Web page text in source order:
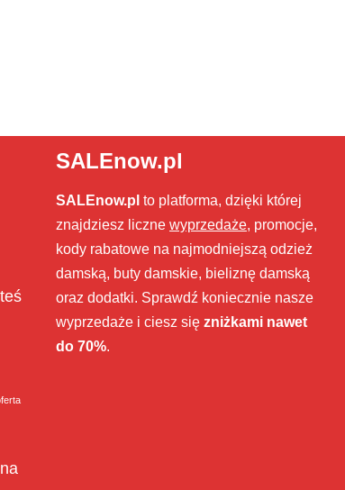
SALEnow.pl
SALEnow.pl to platforma, dzięki której
znajdziesz liczne wyprzedaże, promocje,
kody rabatowe na najmodniejszą odzież
damską, buty damskie, bieliznę damską
oraz dodatki. Sprawdź koniecznie nasze
wyprzedaże i ciesz się zniżkami nawet
do 70%.